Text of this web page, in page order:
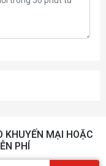
KHUYẾN MẠI HOẶC
PHÍ